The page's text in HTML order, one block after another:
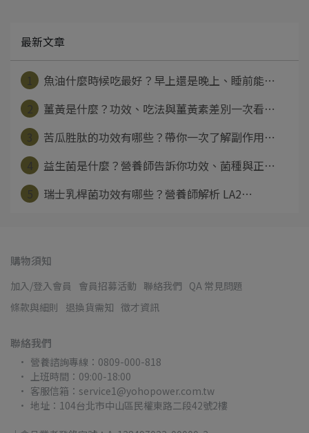
最新文章
魚油什麼時候吃最好？早上還是晚上、睡前能⋯
薑黃是什麼？功效、吃法與薑黃素差別一次看⋯
苦瓜胜肽的功效有哪些？帶你一次了解副作用⋯
益生菌是什麼？營養師告訴你功效、菌種與正⋯
瑞士乳桿菌功效有哪些？營養師解析 LA2⋯
購物須知
加入/登入會員 會員招募活動 聯絡我們 QA 常見問題
條款與細則
退換貨需知 徵才資訊
聯絡我們
營養諮詢專線：0809-000-818
上班時間：09:00-18:00
客服信箱：service1@yohopower.com.tw
地址：104台北市中山區民權東路二段42號2樓